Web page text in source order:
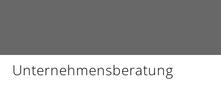
Unternehmensberatung